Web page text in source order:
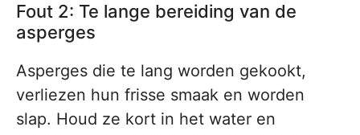
Fout 2: Te lange bereiding van de
asperges
Asperges die te lang worden gekookt,
verliezen hun frisse smaak en worden
slap. Houd ze kort in het water en